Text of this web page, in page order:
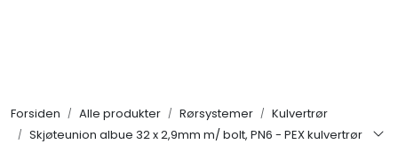
Forsiden Alle produkter Rørsystemer
Kulvertrør
Skjøteunion albue 32 x 2,9mm m/ bolt, PN6 - PEX kulvertrør
KAMPANJER